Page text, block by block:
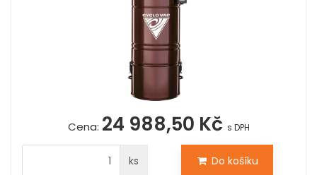
Cena: 24 988,50 Kč s DPH
ks Do košíku